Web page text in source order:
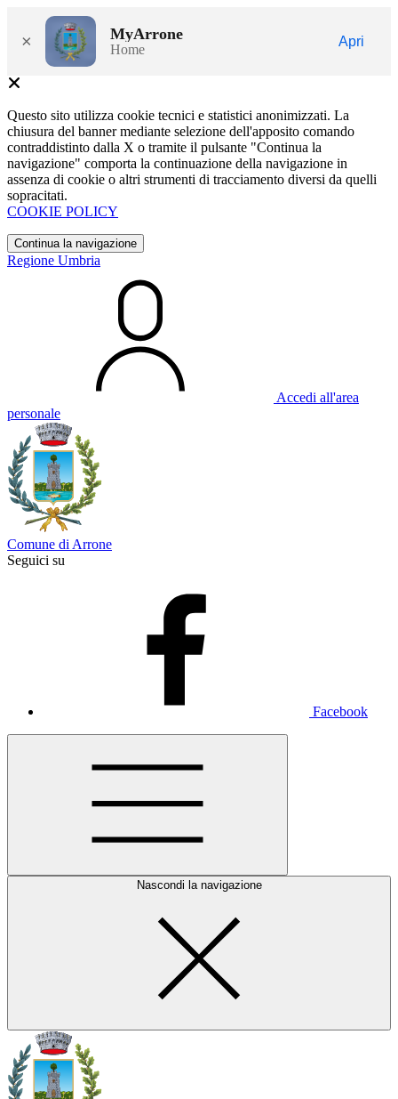
× MyArrone
Home
Apri
Questo sito utilizza cookie tecnici e statistici anonimizzati. La
chiusura del banner mediante selezione dell'apposito comando
contraddistinto dalla X o tramite il pulsante "Continua la
navigazione" comporta la continuazione della navigazione in
assenza di cookie o altri strumenti di tracciamento diversi da quelli
sopracitati.
COOKIE POLICY
Continua la navigazione
Regione Umbria
Accedi all'area
personale
Comune di Arrone
Seguici su
Facebook
Nascondi la navigazione